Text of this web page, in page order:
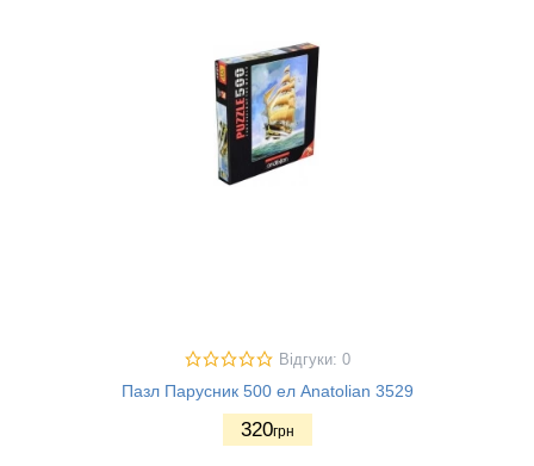
Відгуки: 0
Пазл Парусник 500 ел Anatolian 3529
320грн